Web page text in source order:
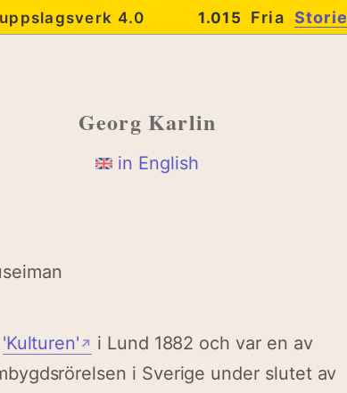
4.0 1.015 Fria
Georg Karlin
in English
'Kulturen' ↗ i Lund 1882 och var en av
i Sverige under slutet av